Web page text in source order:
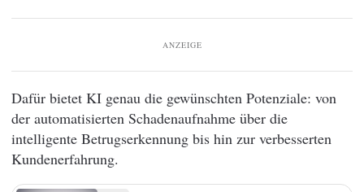
ANZEIGE
Dafür bietet KI genau die gewünschten Potenziale: von
der automatisierten Schadenaufnahme über die
intelligente Betrugserkennung bis hin zur verbesserten
Kundenerfahrung.